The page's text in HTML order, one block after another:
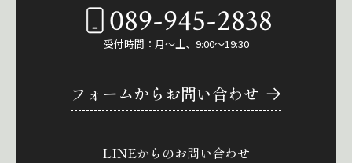
089-945-2838
受付時間：月～土、9:00～19:30
フォームからお問い合わせ
LINEからのお問い合わせ